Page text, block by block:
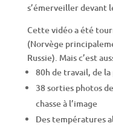
s’émerveiller devant
Cette vidéo a été
(Norvège
Russie). Mais c’est
80h de travail, de
38 sorties photos
chasse à l’image
Des températures